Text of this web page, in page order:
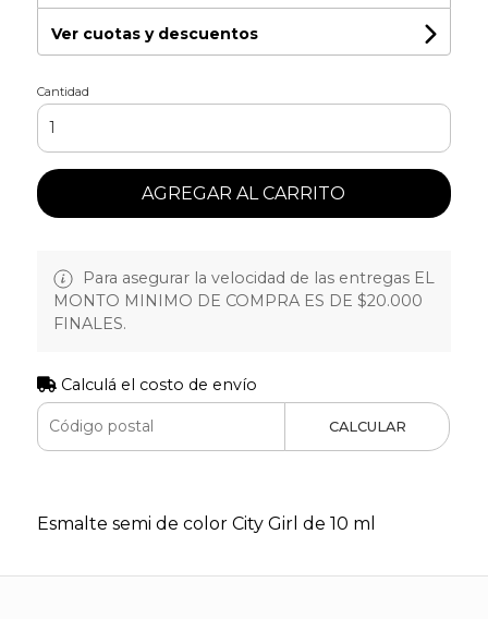
Ver cuotas y descuentos
Cantidad
AGREGAR AL CARRITO
Para asegurar la velocidad de las entregas EL
MONTO MINIMO DE COMPRA ES DE $20.000
FINALES.
Calculá el costo de envío
CALCULAR
Esmalte semi de color City Girl de 10 ml